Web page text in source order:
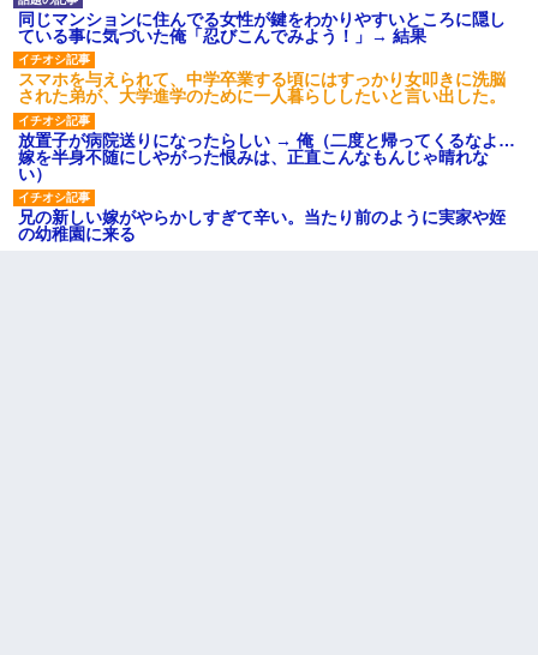
同じマンションに住んでる女性が鍵をわかりやすいところに隠し
ている事に気づいた俺「忍びこんでみよう！」→ 結果
スマホを与えられて、中学卒業する頃にはすっかり女叩きに洗脳
された弟が、大学進学のために一人暮らししたいと言い出した。
放置子が病院送りになったらしい → 俺（二度と帰ってくるなよ…
嫁を半身不随にしやがった恨みは、正直こんなもんじゃ晴れな
い）
兄の新しい嫁がやらかしすぎて辛い。当たり前のように実家や姪
の幼稚園に来る